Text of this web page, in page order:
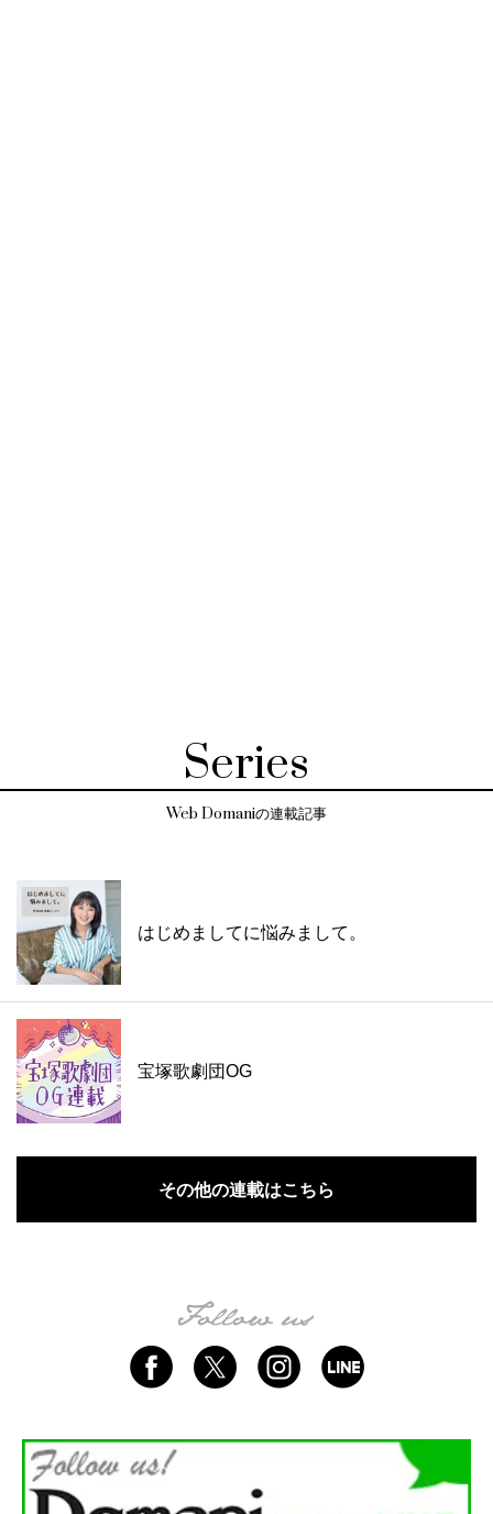
Series
Web Domaniの連載記事
はじめましてに悩みまして。
宝塚歌劇団OG
その他の連載はこちら